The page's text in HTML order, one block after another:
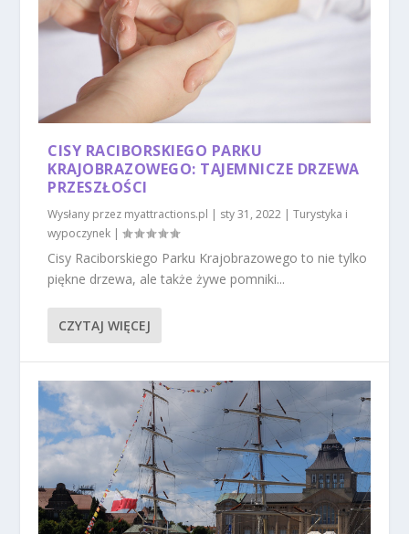
CISY RACIBORSKIEGO PARKU
KRAJOBRAZOWEGO: TAJEMNICZE DRZEWA
PRZESZŁOŚCI
Wysłany przez myattractions.pl | sty 31, 2022 |Turystyka i
wypoczynek |
Cisy Raciborskiego Parku Krajobrazowego to nie tylko
piękne drzewa, ale także żywe pomniki...
CZYTAJ WIĘCEJ